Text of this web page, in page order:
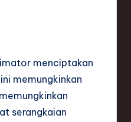
menciptakan
memungkinkan
serangkaian